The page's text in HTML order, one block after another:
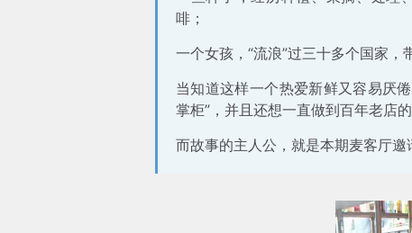
啡；
一个女孩，“流浪”过三十多个国家，
当知道这样一个热爱新鲜又容易厌
掌柜”，并且还想一直做到百年老店
而故事的主人公，就是本期麦客厅邀